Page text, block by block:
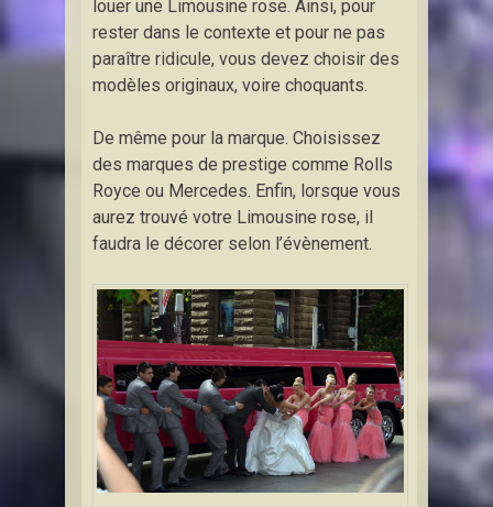
louer une Limousine rose. Ainsi, pour
rester dans le contexte et pour ne pas
paraître ridicule, vous devez choisir des
modèles originaux, voire choquants.
De même pour la marque. Choisissez
des marques de prestige comme Rolls
Royce ou Mercedes. Enfin, lorsque vous
aurez trouvé votre Limousine rose, il
faudra le décorer selon l’évènement.